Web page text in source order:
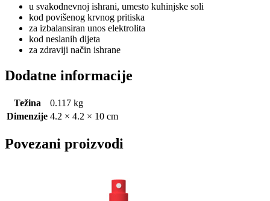
u svakodnevnoj ishrani, umesto kuhinjske soli
kod povišenog krvnog pritiska
za izbalansiran unos elektrolita
kod neslanih dijeta
za zdraviji način ishrane
Dodatne informacije
Težina
0.117 kg
Dimenzije 4.2 × 4.2 × 10 cm
Povezani proizvodi